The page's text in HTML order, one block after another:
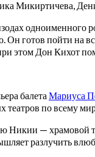
Микиртичева,
одноименного
готов пойти на
этом Дон Кихот
балета Мариуса
театров по всему
Никии —
разлучить